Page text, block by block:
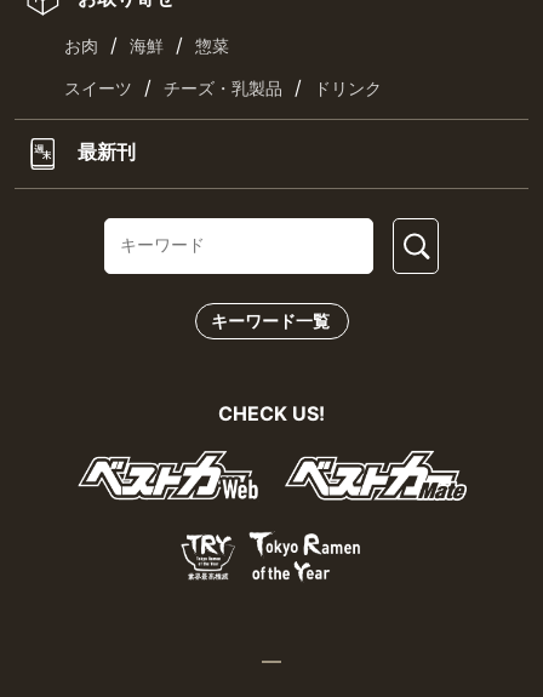
お肉 / 海鮮 / 惣菜
スイーツ / チーズ・乳製品 / ドリンク
最新刊
キーワード一覧
CHECK US!